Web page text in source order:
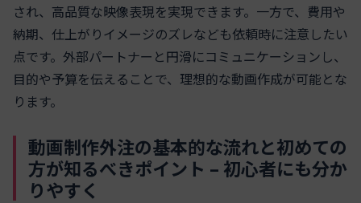
され、高品質な映像表現を実現できます。一方で、費用や
納期、仕上がりイメージのズレなども依頼時に注意したい
点です。外部パートナーと円滑にコミュニケーションし、
目的や予算を伝えることで、理想的な動画作成が可能とな
ります。
動画制作外注の基本的な流れと初めての
方が知るべきポイント – 初心者にも分か
りやすく